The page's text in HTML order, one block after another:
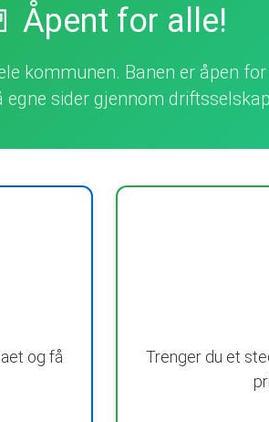
Åpent for alle!
kommunen. Banen er åpen
sider gjennom
og få
Trenger du et